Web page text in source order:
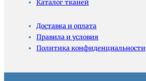
Каталог тканей
Доставка и оплата
Правила и условия
Политика конфиденциальности